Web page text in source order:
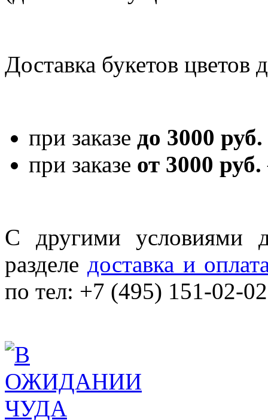
Доставка букетов
при заказе до 3000 руб.
при заказе от 3000 руб.
С другими условиями
разделе доставка и
по тел: +7 (495) 151-02-02